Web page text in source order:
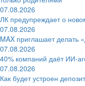
07.08.2026
ЛК предупреждает о
07.08.2026
MAX приглашает делать
07.08.2026
40% компаний даёт
07.08.2026
Как будет устроен